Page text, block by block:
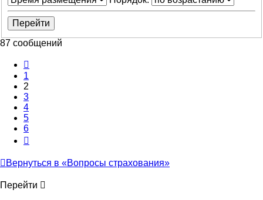
87 сообщений
1
2
3
4
5
6
Вернуться в «Вопросы страхования»
Перейти